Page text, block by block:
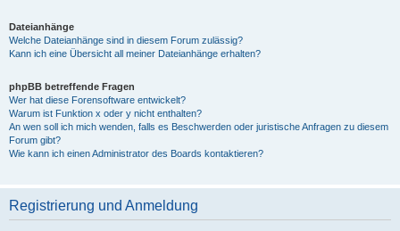
Dateianhänge
Welche Dateianhänge sind in diesem Forum zulässig?
Kann ich eine Übersicht all meiner Dateianhänge erhalten?
phpBB betreffende Fragen
Wer hat diese Forensoftware entwickelt?
Warum ist Funktion x oder y nicht enthalten?
An wen soll ich mich wenden, falls es Beschwerden oder juristische Anfragen zu diesem
Forum gibt?
Wie kann ich einen Administrator des Boards kontaktieren?
Registrierung und Anmeldung